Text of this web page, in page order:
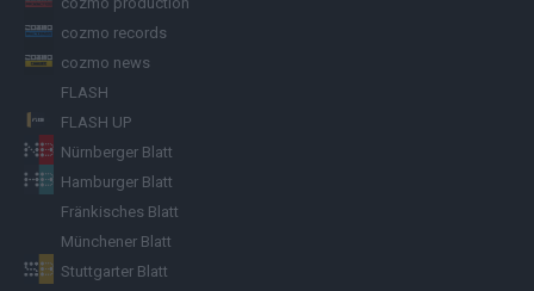
cozmo records
cozmo news
FLASH
FLASH UP
Nürnberger Blatt
Hamburger Blatt
Fränkisches Blatt
Münchener Blatt
Stuttgarter Blatt